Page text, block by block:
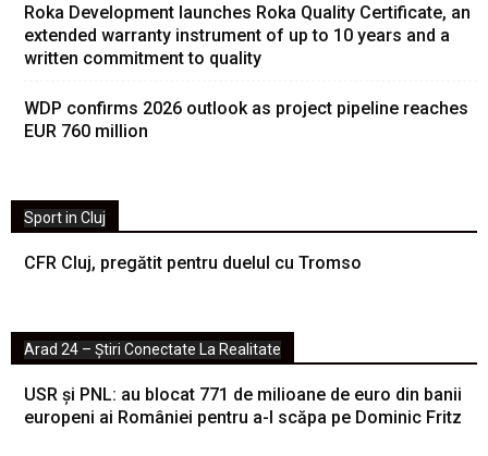
Roka Development launches Roka Quality Certificate, an
extended warranty instrument of up to 10 years and a
written commitment to quality
WDP confirms 2026 outlook as project pipeline reaches
EUR 760 million
Sport in Cluj
CFR Cluj, pregătit pentru duelul cu Tromso
Arad 24 – Știri Conectate La Realitate
USR și PNL: au blocat 771 de milioane de euro din banii
europeni ai României pentru a-l scăpa pe Dominic Fritz